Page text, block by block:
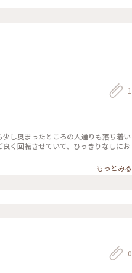
1
し奥まったところの人通りも落ち着い
く回転させていて、ひっきりなしにお
もっとみる
0